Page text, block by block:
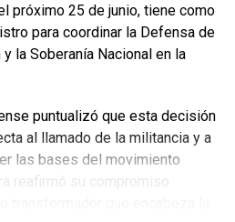
próximo 25 de junio, tiene como
para coordinar la Defensa de
la Soberanía Nacional en la
puntualizó que esta decisión
al llamado de la militancia y a
las bases del movimiento
reafirmó su compromiso